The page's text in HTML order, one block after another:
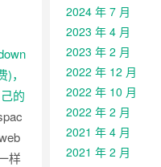
，
的
样
2024 年 7 月
2023 年 4 月
2023 年 2 月
2022 年 12 月
2022 年 10 月
2022 年 2 月
2021 年 4 月
2021 年 2 月